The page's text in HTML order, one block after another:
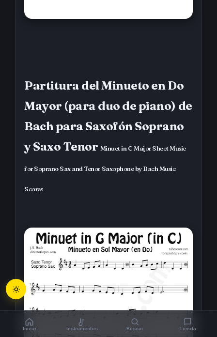
Partitura del Minueto en Do
Mayor (para duo de piano) de
Bach para Saxofón Soprano
y Saxo Tenor Minuet in C Major Sheet Music
for Soprano Sax and Tenor Saxophone by Bach Music
Scores
Inicio Instrumentos Buscar Tienda